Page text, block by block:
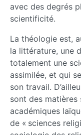
avec des degrés
scientificité.
La théologie est,
la littérature, une
totalement une
assimilée, et qui
son travail.
sont des
académiques
de « sciences